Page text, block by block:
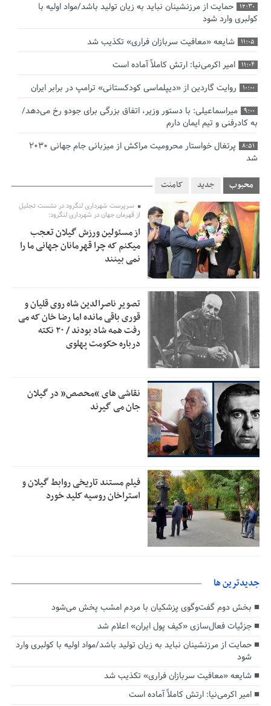
12:30
حمایت از مرزنشینان نباید به زیان تولید باشد/مواد اولیه با
کولبری وارد شود
11:05 شایعه «معافیت سربازان فراری» تکذیب شد
11:04 امیر اکرمی‌نیا: ارتش کاملاً آماده است
10:00 روایت گاردین از «دیپلماسی کودکستانی» ترامپ در برابر ایران
9:00
میراسماعیلی: با دستور وزیر، اتفاق بزرگی برای جودو رخ می‌دهد/
به کادرفنی و تیم ایمان دارم
8:51
پرتغال خواستار محرومیت مراکش از میزبانی جام جهانی ۲۰۳۰
شد
فریدون جیرانی: اکبر عبدی حیف شد
0:58
تسهیلات اشتغالزایی در اختیار نهادهای حمایتی باید براساس
اولویت‌های گیلان پرداخت شود
2:53
زمان جلسه سرنوشت‌ساز هیات رئیسه فدراسیون فوتبال با حضور
قلعه‌نویی مشخص شد
2:50
دفتر رهبر انقلاب: مطالب خارج از مراجع رسمی فاقد سندیت
2:46
بقائی: فضای مذاکرات فنی و سیاسی ایران و عمان درباره تنگه
هرمز، مثبت است
رئیس سازمان جهاد کشاورزی استان: کشاورزان گیلان نسبت به
دریافت یارانه کود اقدام کنند
1:00 تمدید مهلت اظهارنامه‌های مالیاتی سال ۱۴۰۴ تا پایان شهریورماه
محبوب جدید کامنت
سرپرست شهرداری لنگرود در نشست تجلیل
از قهرمان جهان در شهرداری لنگرود:
از مسئولین ورزش گیلان تعجب
میکنم که چرا قهرمانان جهانی ما را
نمی بینند
تصویر ناصرالدین شاه روی قلیان و
قوری باقی مانده اما رضا خان که می
رفت همه شاد بودند / ۲۰ نکته
درباره حکومت پهلوی
نقاشی های “محصص” در گیلان
جان می گیرند
فیلم مستند تاریخی روابط گیلان و
استراخان روسیه کلید خورد
جديدترين ها
بخش دوم گفت‌وگوی پزشکیان با مردم امشب پخش می‌شود
جزئیات فعال‌سازی «کیف پول ایران» اعلام شد
حمایت از مرزنشینان نباید به زیان تولید باشد/مواد اولیه با کولبری وارد
شود
شایعه «معافیت سربازان فراری» تکذیب شد
امیر اکرمی‌نیا: ارتش کاملاً آماده است